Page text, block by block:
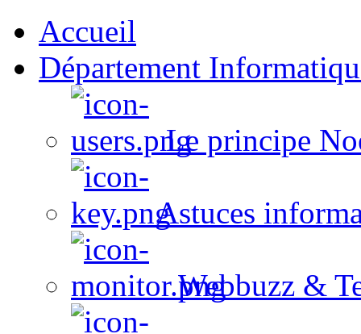
Accueil
Département
Le principe
Astuces
Webbuzz &